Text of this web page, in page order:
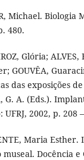
Michael. Biologia
480.
Glória; ALVES,
GOUVÊA,
das exposições
G. A. (Eds.).
2002, p. 208
Maria Esther.
museal. Docência